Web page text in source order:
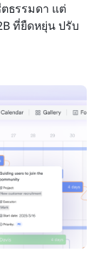
ธรรมดา แต่
ที่ยืดหยุ่น ปรับ